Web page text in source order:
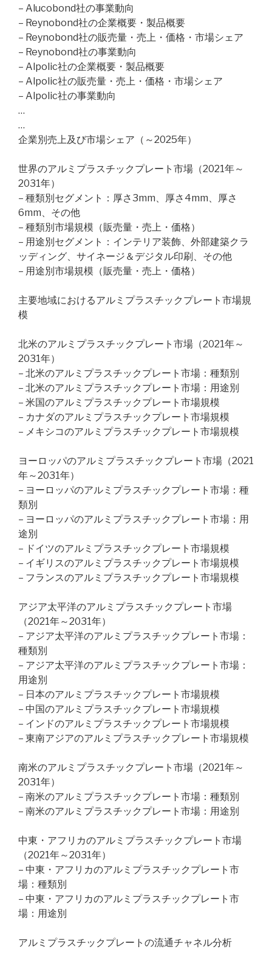
– Alucobond社の事業動向
– Reynobond社の企業概要・製品概要
– Reynobond社の販売量・売上・価格・市場シェア
– Reynobond社の事業動向
– Alpolic社の企業概要・製品概要
– Alpolic社の販売量・売上・価格・市場シェア
– Alpolic社の事業動向
…
…
企業別売上及び市場シェア（～2025年）
世界のアルミプラスチックプレート市場（2021年～
2031年）
– 種類別セグメント：厚さ3mm、厚さ4mm、厚さ
6mm、その他
– 種類別市場規模（販売量・売上・価格）
– 用途別セグメント：インテリア装飾、外部建築クラ
ッディング、サイネージ＆デジタル印刷、その他
– 用途別市場規模（販売量・売上・価格）
主要地域におけるアルミプラスチックプレート市場規
模
北米のアルミプラスチックプレート市場（2021年～
2031年）
– 北米のアルミプラスチックプレート市場：種類別
– 北米のアルミプラスチックプレート市場：用途別
– 米国のアルミプラスチックプレート市場規模
– カナダのアルミプラスチックプレート市場規模
– メキシコのアルミプラスチックプレート市場規模
ヨーロッパのアルミプラスチックプレート市場（2021
年～2031年）
– ヨーロッパのアルミプラスチックプレート市場：種
類別
– ヨーロッパのアルミプラスチックプレート市場：用
途別
– ドイツのアルミプラスチックプレート市場規模
– イギリスのアルミプラスチックプレート市場規模
– フランスのアルミプラスチックプレート市場規模
アジア太平洋のアルミプラスチックプレート市場
（2021年～2031年）
– アジア太平洋のアルミプラスチックプレート市場：
種類別
– アジア太平洋のアルミプラスチックプレート市場：
用途別
– 日本のアルミプラスチックプレート市場規模
– 中国のアルミプラスチックプレート市場規模
– インドのアルミプラスチックプレート市場規模
– 東南アジアのアルミプラスチックプレート市場規模
南米のアルミプラスチックプレート市場（2021年～
2031年）
– 南米のアルミプラスチックプレート市場：種類別
– 南米のアルミプラスチックプレート市場：用途別
中東・アフリカのアルミプラスチックプレート市場
（2021年～2031年）
– 中東・アフリカのアルミプラスチックプレート市
場：種類別
– 中東・アフリカのアルミプラスチックプレート市
場：用途別
アルミプラスチックプレートの流通チャネル分析